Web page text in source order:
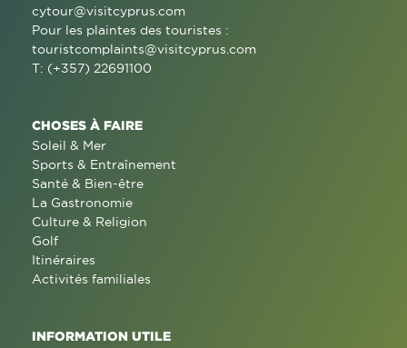
cytour@visitcyprus.com
Pour les plaintes des touristes :
touristcomplaints@visitcyprus.com
T: (+357) 22691100
CHOSES À FAIRE
Soleil & Mer
Sports & Entraînement
Santé & Bien-être
La Gastronomie
Culture & Religion
Golf
Itinéraires
Activités familiales
INFORMATION UTILE